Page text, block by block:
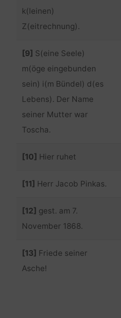
k(leinen)
Z(eitrechnung).
[9] S(eine Seele)
m(öge eingebunden
sein) i(m Bündel) d(es
Lebens). Der Name
seiner Mutter war
Toscha.
[10] Hier ruhet
[11] Herr Jacob Pinkas.
[12] gest. am 7.
November 1868.
[13] Friede seiner
Asche!